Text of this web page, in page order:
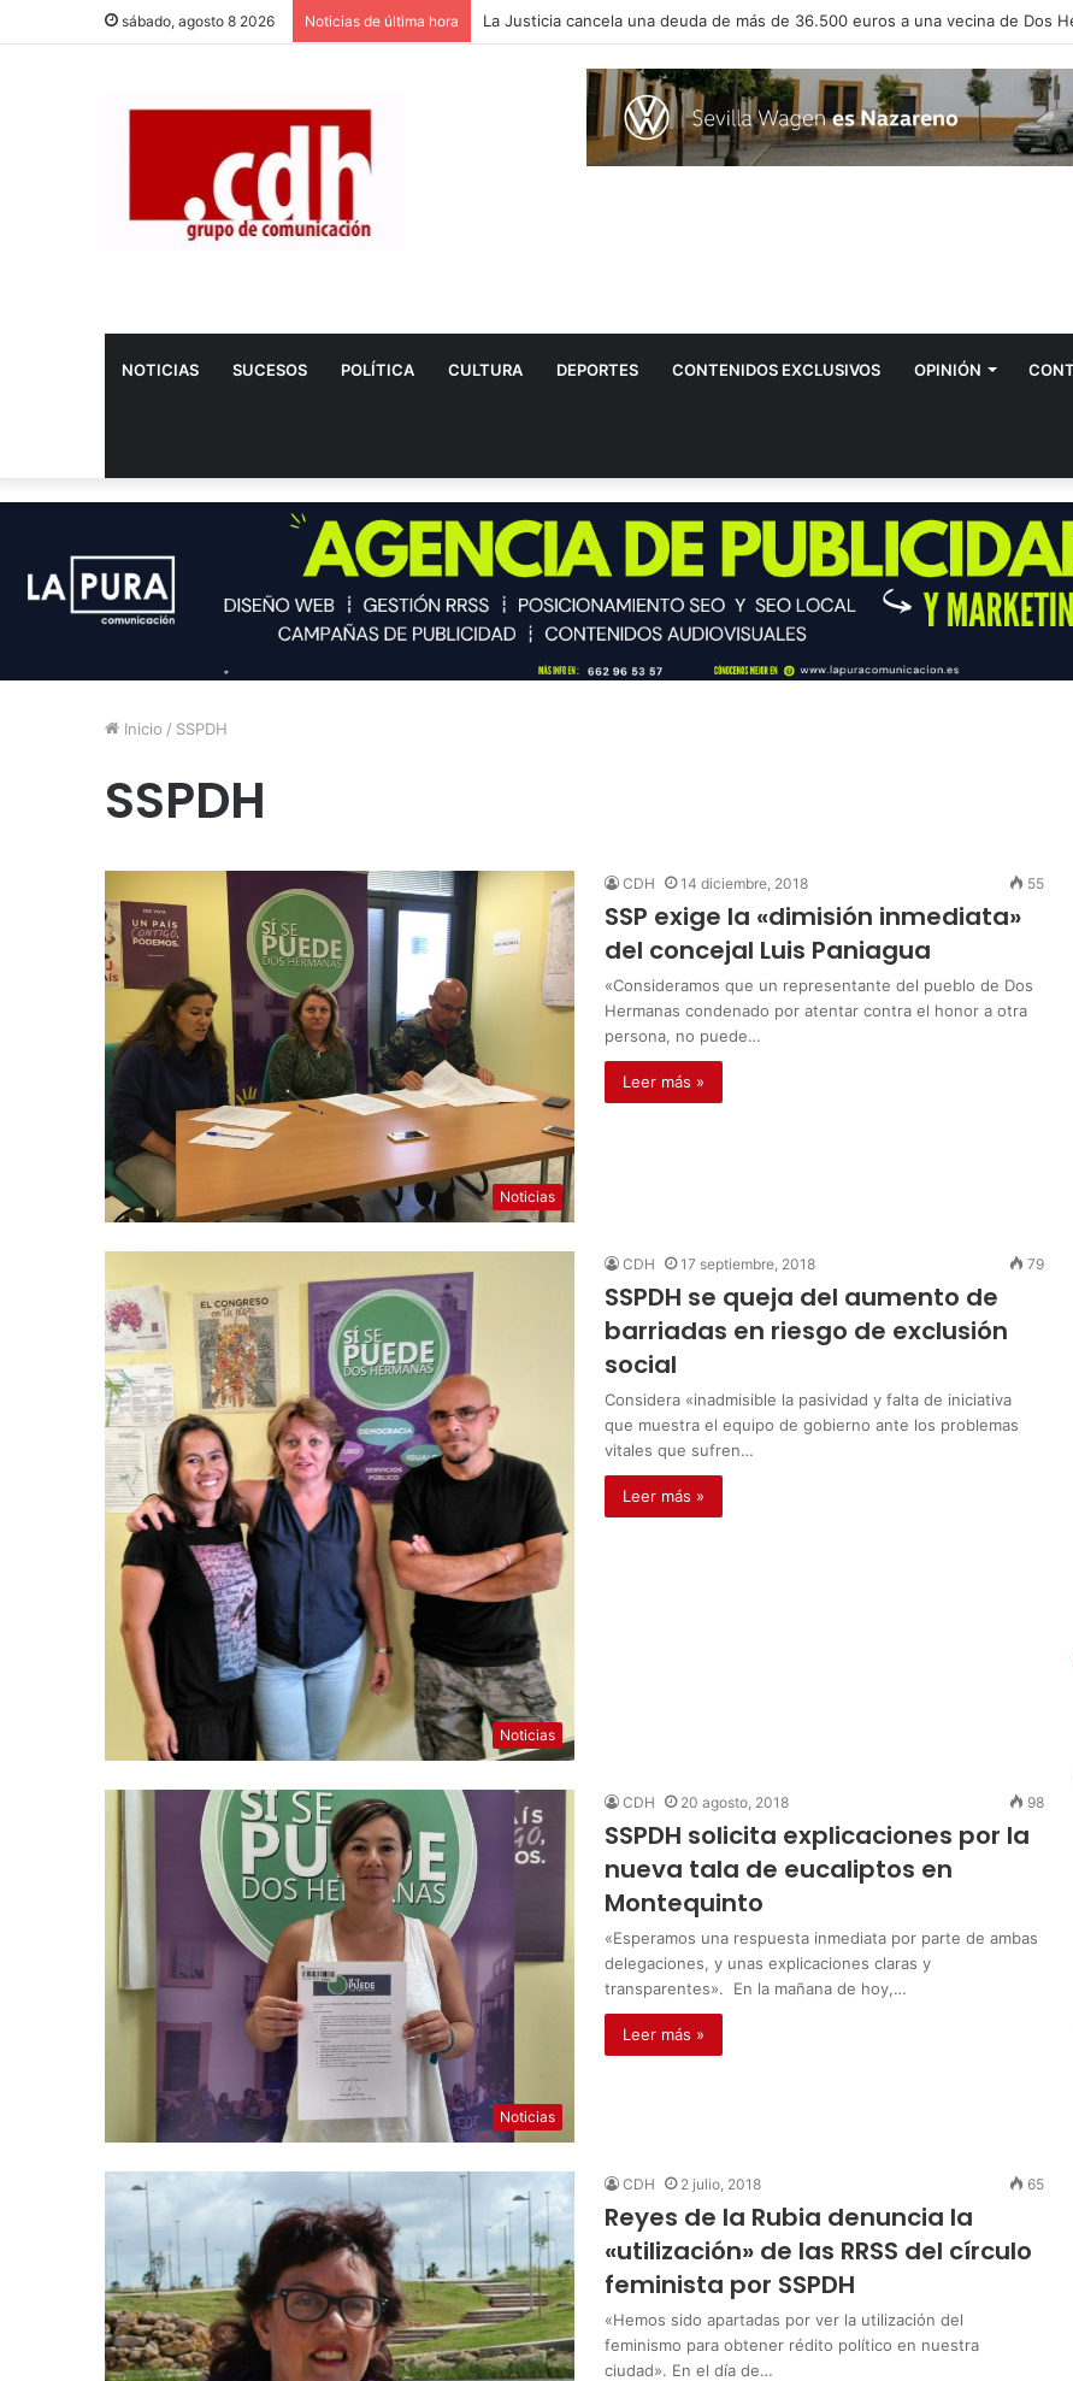
sábado, agosto 8 2026 Noticias de última hora Dos nuevos positivos por el virus del Nilo en Dos Hermanas
NOTICIAS SUCESOS POLÍTICA CULTURA DEPORTES CONTENIDOS EXCLUSIVOS OPINIÓN
Inicio / SSPDH
SSPDH
Noticias
CDH 14 diciembre, 2018 55
SSP exige la «dimisión inmediata»
del concejal Luis Paniagua
«Consideramos que un representante del pueblo de Dos
Hermanas condenado por atentar contra el honor a otra
persona, no puede…
Leer más »
Noticias
CDH 17 septiembre, 2018 79
SSPDH se queja del aumento de
barriadas en riesgo de exclusión
social
Considera «inadmisible la pasividad y falta de iniciativa
que muestra el equipo de gobierno ante los problemas
vitales que sufren…
Leer más »
Noticias
CDH 20 agosto, 2018 98
SSPDH solicita explicaciones por la
nueva tala de eucaliptos en
Montequinto
«Esperamos una respuesta inmediata por parte de ambas
delegaciones, y unas explicaciones claras y
transparentes». En la mañana de hoy,…
Leer más »
CDH 2 julio, 2018 65
Reyes de la Rubia denuncia la
«utilización» de las RRSS del círculo
feminista por SSPDH
«Hemos sido apartadas por ver la utilización del
feminismo para obtener rédito político en nuestra
ciudad». En el día de…